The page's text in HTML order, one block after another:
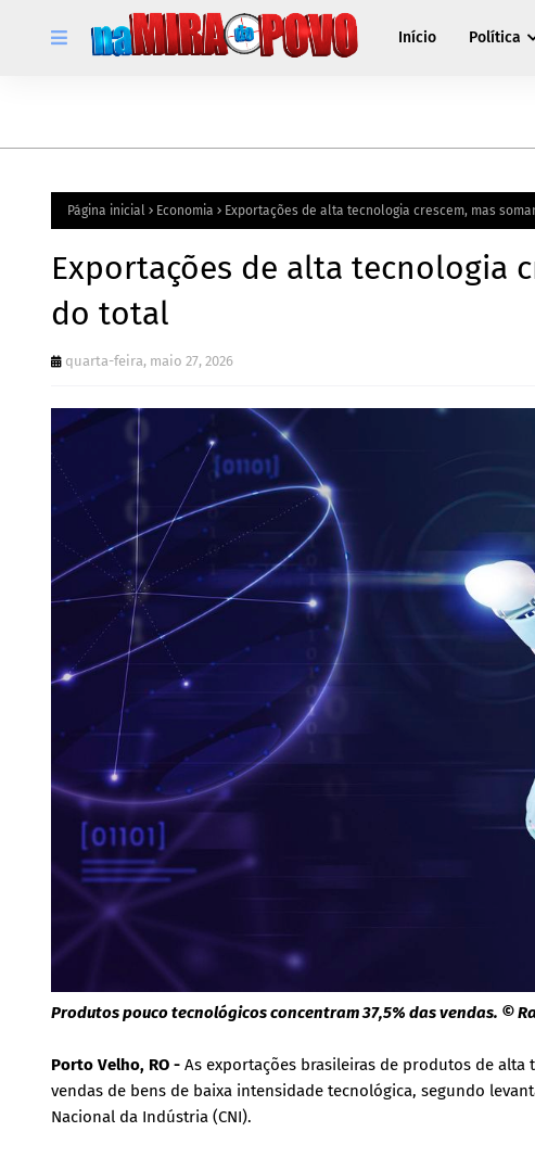
Início Política
Página inicial Economia Exportações de alta tecnologia crescem, mas
Exportações de alta tecnologia
do total
quarta-feira, maio 27, 2026
Produtos pouco tecnológicos concentram 37,5% das vendas. ©
Porto Velho, RO - As exportações brasileiras de produtos de alta
vendas de bens de baixa intensidade tecnológica, segundo
Nacional da Indústria (CNI).